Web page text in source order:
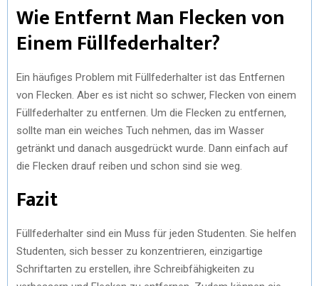
Wie Entfernt Man Flecken von
Einem Füllfederhalter?
Ein häufiges Problem mit Füllfederhalter ist das Entfernen
von Flecken. Aber es ist nicht so schwer, Flecken von einem
Füllfederhalter zu entfernen. Um die Flecken zu entfernen,
sollte man ein weiches Tuch nehmen, das im Wasser
getränkt und danach ausgedrückt wurde. Dann einfach auf
die Flecken drauf reiben und schon sind sie weg.
Fazit
Füllfederhalter sind ein Muss für jeden Studenten. Sie helfen
Studenten, sich besser zu konzentrieren, einzigartige
Schriftarten zu erstellen, ihre Schreibfähigkeiten zu